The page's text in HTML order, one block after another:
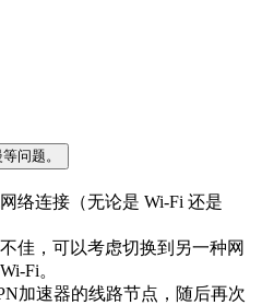
问题。
络连接（无论是 Wi-Fi 还是
佳，可以考虑切换到另一种网
Fi。
加速器的线路节点，随后再次